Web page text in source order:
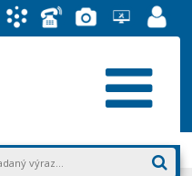
Akademický
TelefónnyFotogaléria
Helpdesk
EUBAportál